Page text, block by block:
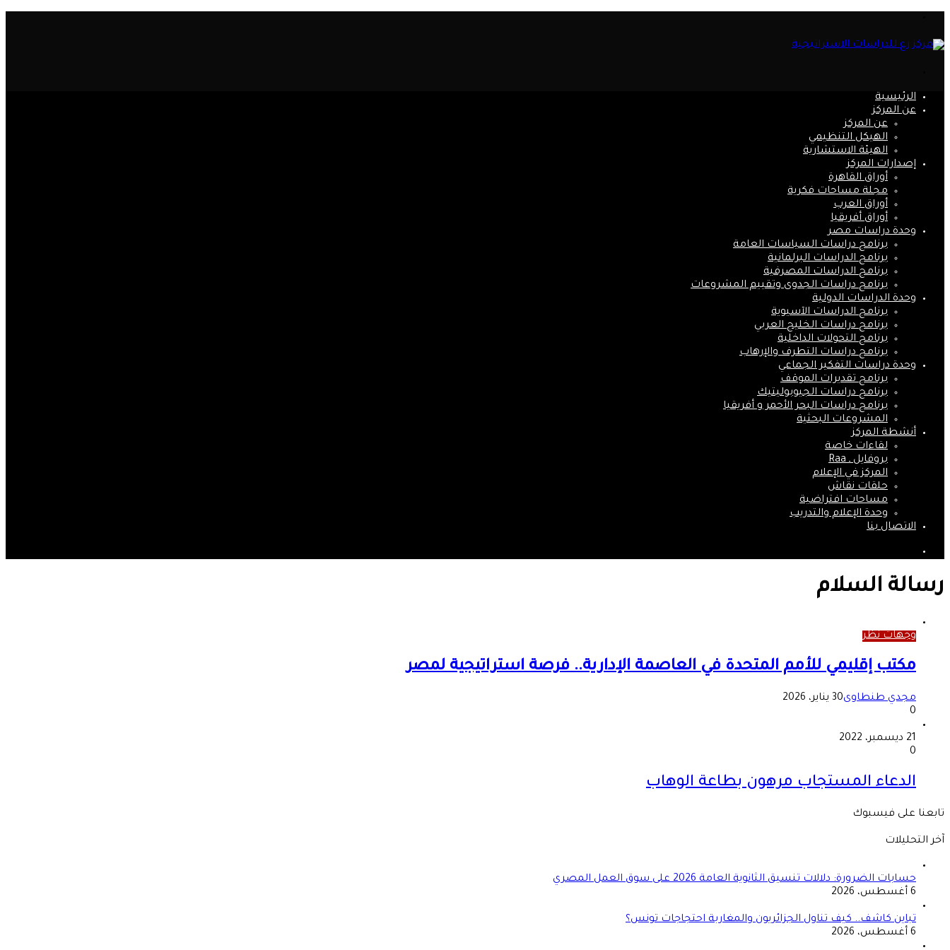
الرئيسية
عن المركز
عن المركز
الهيكل التنظيمي
الهيئة الاستشارية
إصدارات المركز
أوراق القاهرة
مجلة مساحات فكرية
أوراق العرب
أوراق أفريقيا
وحدة دراسات مصر
برنامج دراسات السياسات العامة
برنامج الدراسات البرلمانية
برنامج الدراسات المصرفية
برنامج دراسات الجدوى وتقييم المشروعات
وحدة الدراسات الدولية
برنامج الدراسات الآسيوية
برنامج دراسات الخليج العربي
برنامج التحولات الداخلية
برنامج دراسات التطرف والإرهاب
وحدة دراسات التفكير الجماعي
برنامج تقديرات الموقف
برنامج دراسات الجيوبوليتيك
برنامج دراسات البحر الأحمر و أفريقيا
المشروعات البحثية
أنشطة المركز
لقاءات خاصة
بروفايل ـ Raa
المركز في الإعلام
حلقات نقاش
مساحات افتراضية
وحدة الإعلام والتدريب
الاتصال بنا
رسالة السلام
وجهات نظر
مكتب إقليمي للأمم المتحدة في العاصمة الإدارية.. فرصة استراتيجية لمصر
مجدي طنطاوى30 يناير، 2026
0
21 ديسمبر، 2022
0
الدعاء المستجاب مرهون بطاعة الوهاب
تابعنا على فيسبوك
آخر التحليلات
حسابات الضرورة: دلالات تنسيق الثانوية العامة 2026 على سوق العمل المصري
6 أغسطس، 2026
تباين كاشف.. كيف تناول الجزائريون والمغاربة احتجاجات تونس؟
6 أغسطس، 2026